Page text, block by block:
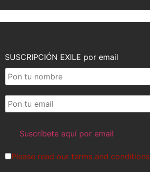
SUSCRIPCIÓN EXILE por email
Please read our terms and conditions